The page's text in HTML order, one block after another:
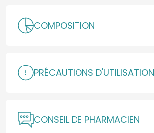
COMPOSITION
PRÉCAUTIONS D'UTILISATION
CONSEIL DE PHARMACIEN